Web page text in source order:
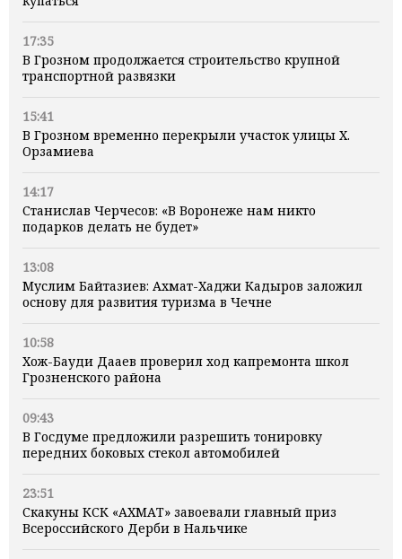
17:35
В Грозном продолжается строительство крупной
транспортной развязки
15:41
В Грозном временно перекрыли участок улицы Х.
Орзамиева
14:17
Станислав Черчесов: «В Воронеже нам никто
подарков делать не будет»
13:08
Муслим Байтазиев: Ахмат-Хаджи Кадыров заложил
основу для развития туризма в Чечне
10:58
Хож-Бауди Дааев проверил ход капремонта школ
Грозненского района
09:43
В Госдуме предложили разрешить тонировку
передних боковых стекол автомобилей
23:51
Скакуны КСК «АХМАТ» завоевали главный приз
Всероссийского Дерби в Нальчике